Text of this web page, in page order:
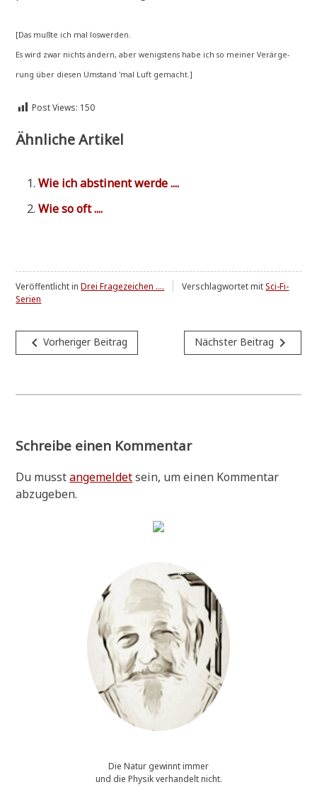
[Das muß­te ich mal loswerden.
Es wird zwar nichts ändern, aber wenig­stens habe ich so mei­ner Ver­är­ge­
rung über die­sen Umstand 'mal Luft gemacht.]
Post Views: 150
Ähnliche Artikel
Wie ich absti­nent werde ....
Wie so oft ....
Veröffentlicht inDrei Fragezeichen .... Verschlagwortet mitSci-Fi-
Serien
Beitragsnavigation
navigate_beforeVorheriger Beitrag Nächster Beitrag navigate_next
Schreibe einen Kommentar
Du musstangemeldetsein, um einen Kommentar
abzugeben.
Die Natur gewinnt immer
und die Physik verhandelt nicht.